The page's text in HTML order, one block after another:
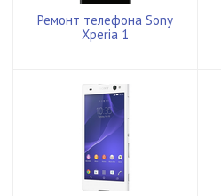
Ремонт телефона Sony
Xperia 1